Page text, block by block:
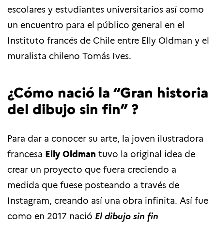
escolares y estudiantes universitarios así como
un encuentro para el público general en el
Instituto francés de Chile entre Elly Oldman y el
muralista chileno Tomás Ives.
¿Cómo nació la “Gran historia
del dibujo sin fin” ?
Para dar a conocer su arte, la joven ilustradora
francesa Elly Oldman tuvo la original idea de
crear un proyecto que fuera creciendo a
medida que fuese posteando a través de
Instagram, creando así una obra infinita. Así fue
como en 2017 nació El dibujo sin fin